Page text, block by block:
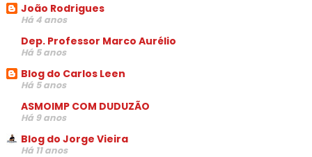
João Rodrigues
Há 4 anos
Dep. Professor Marco Aurélio
Há 5 anos
Blog do Carlos Leen
Há 5 anos
ASMOIMP COM DUDUZÃO
Há 9 anos
Blog do Jorge Vieira
Há 11 anos